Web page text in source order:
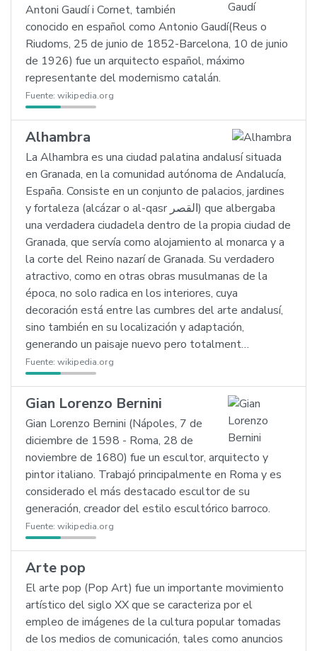
Antoni Gaudí i Cornet, también
conocido en español como Antonio Gaudí(Reus o
Riudoms, 25 de junio de 1852-Barcelona, 10 de junio
de 1926) fue un arquitecto español, máximo
representante del modernismo catalán.
Fuente: wikipedia.org
Alhambra
La Alhambra es una ciudad palatina andalusí situada
en Granada, en la comunidad autónoma de Andalucía,
España. Consiste en un conjunto de palacios, jardines
y fortaleza (alcázar o al-qasr القصر) que albergaba
una verdadera ciudadela dentro de la propia ciudad de
Granada, que servía como alojamiento al monarca y a
la corte del Reino nazarí de Granada. Su verdadero
atractivo, como en otras obras musulmanas de la
época, no solo radica en los interiores, cuya
decoración está entre las cumbres del arte andalusí,
sino también en su localización y adaptación,
generando un paisaje nuevo pero totalment…
Fuente: wikipedia.org
Gian Lorenzo Bernini
Gian Lorenzo Bernini (Nápoles, 7 de
diciembre de 1598 - Roma, 28 de
noviembre de 1680) fue un escultor, arquitecto y
pintor italiano. Trabajó principalmente en Roma y es
considerado el más destacado escultor de su
generación, creador del estilo escultórico barroco.
Fuente: wikipedia.org
Arte pop
El arte pop (Pop Art) fue un importante movimiento
artístico del siglo XX que se caracteriza por el
empleo de imágenes de la cultura popular tomadas
de los medios de comunicación, tales como anuncios